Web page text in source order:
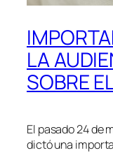
LA
SOBRE
El pasado 24 de
dictó una